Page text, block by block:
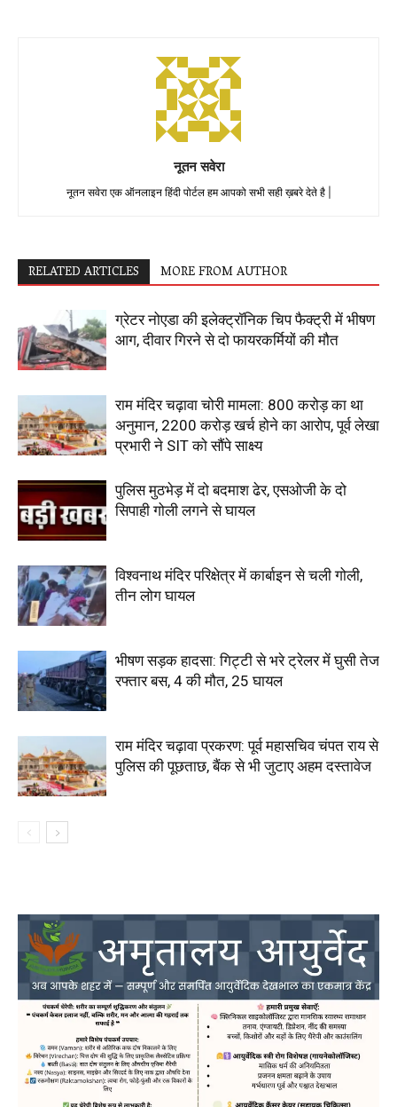
नूतन सवेरा
नूतन सवेरा एक ऑनलाइन हिंदी पोर्टल हम आपको सभी सही ख़बरे देते है |
RELATED ARTICLES MORE FROM AUTHOR
ग्रेटर नोएडा की इलेक्ट्रॉनिक चिप फैक्ट्री में भीषण
आग, दीवार गिरने से दो फायरकर्मियों की मौत
राम मंदिर चढ़ावा चोरी मामला: 800 करोड़ का था
अनुमान, 2200 करोड़ खर्च होने का आरोप, पूर्व लेखा
प्रभारी ने SIT को सौंपे साक्ष्य
पुलिस मुठभेड़ में दो बदमाश ढेर, एसओजी के दो
सिपाही गोली लगने से घायल
विश्वनाथ मंदिर परिक्षेत्र में कार्बाइन से चली गोली,
तीन लोग घायल
भीषण सड़क हादसा: गिट्टी से भरे ट्रेलर में घुसी तेज
रफ्तार बस, 4 की मौत, 25 घायल
राम मंदिर चढ़ावा प्रकरण: पूर्व महासचिव चंपत राय से
पुलिस की पूछताछ, बैंक से भी जुटाए अहम दस्तावेज